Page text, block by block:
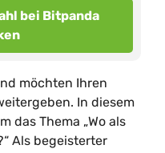
bei Bitpanda
möchten Ihren
In diesem
das Thema „Wo als
Als begeisterter